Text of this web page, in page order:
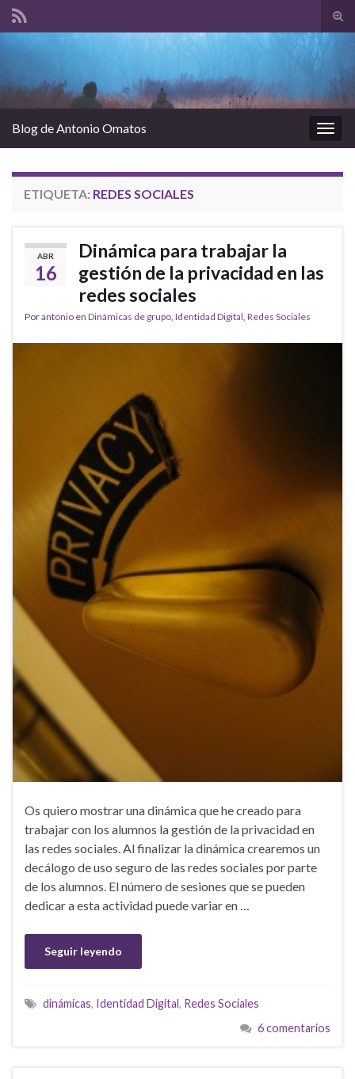
el
la
Blog de Antonio Omatos
ETIQUETA: REDES SOCIALES
ABR
16
Dinámica para trabajar la
gestión de la privacidad en las
redes sociales
Porantonio en Dinámicas de grupo Identidad Digital Redes Sociales
Os quiero mostrar una dinámica que he creado para
trabajar con los alumnos la gestión de la privacidad en
las redes sociales. Al finalizar la dinámica crearemos un
decálogo de uso seguro de las redes sociales por parte
de los alumnos. El número de sesiones que se pueden
dedicar a esta actividad puede variar en …
Seguir leyendo
dinámicas, Identidad Digital, Redes Sociales
6 comentarios